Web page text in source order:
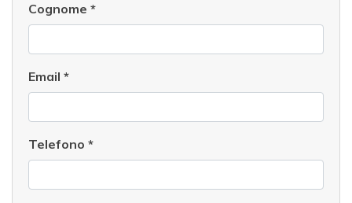
Cognome *
Email *
Telefono *